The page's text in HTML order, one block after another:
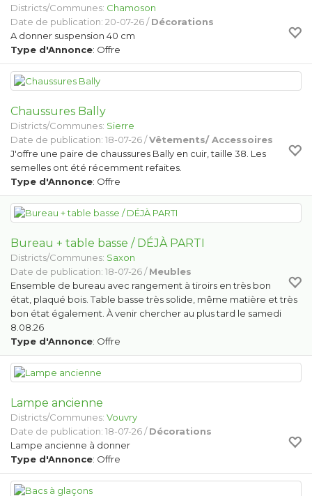
Districts/Communes: Chamoson
Date de publication: 20-07-26 /Décorations
A donner suspension 40 cm
Type d'Annonce: Offre
Chaussures Bally
Districts/Communes: Sierre
Date de publication: 18-07-26 /Vêtements/ Accessoires
J'offre une paire de chaussures Bally en cuir, taille 38. Les
semelles ont été récemment refaites.
Type d'Annonce: Offre
Bureau + table basse / DÉJÀ PARTI
Districts/Communes: Saxon
Date de publication: 18-07-26 /Meubles
Ensemble de bureau avec rangement à tiroirs en très bon
état, plaqué bois. Table basse très solide, même matière et très
bon état également. À venir chercher au plus tard le samedi
8.08.26
Type d'Annonce: Offre
Lampe ancienne
Districts/Communes: Vouvry
Date de publication: 18-07-26 /Décorations
Lampe ancienne à donner
Type d'Annonce: Offre